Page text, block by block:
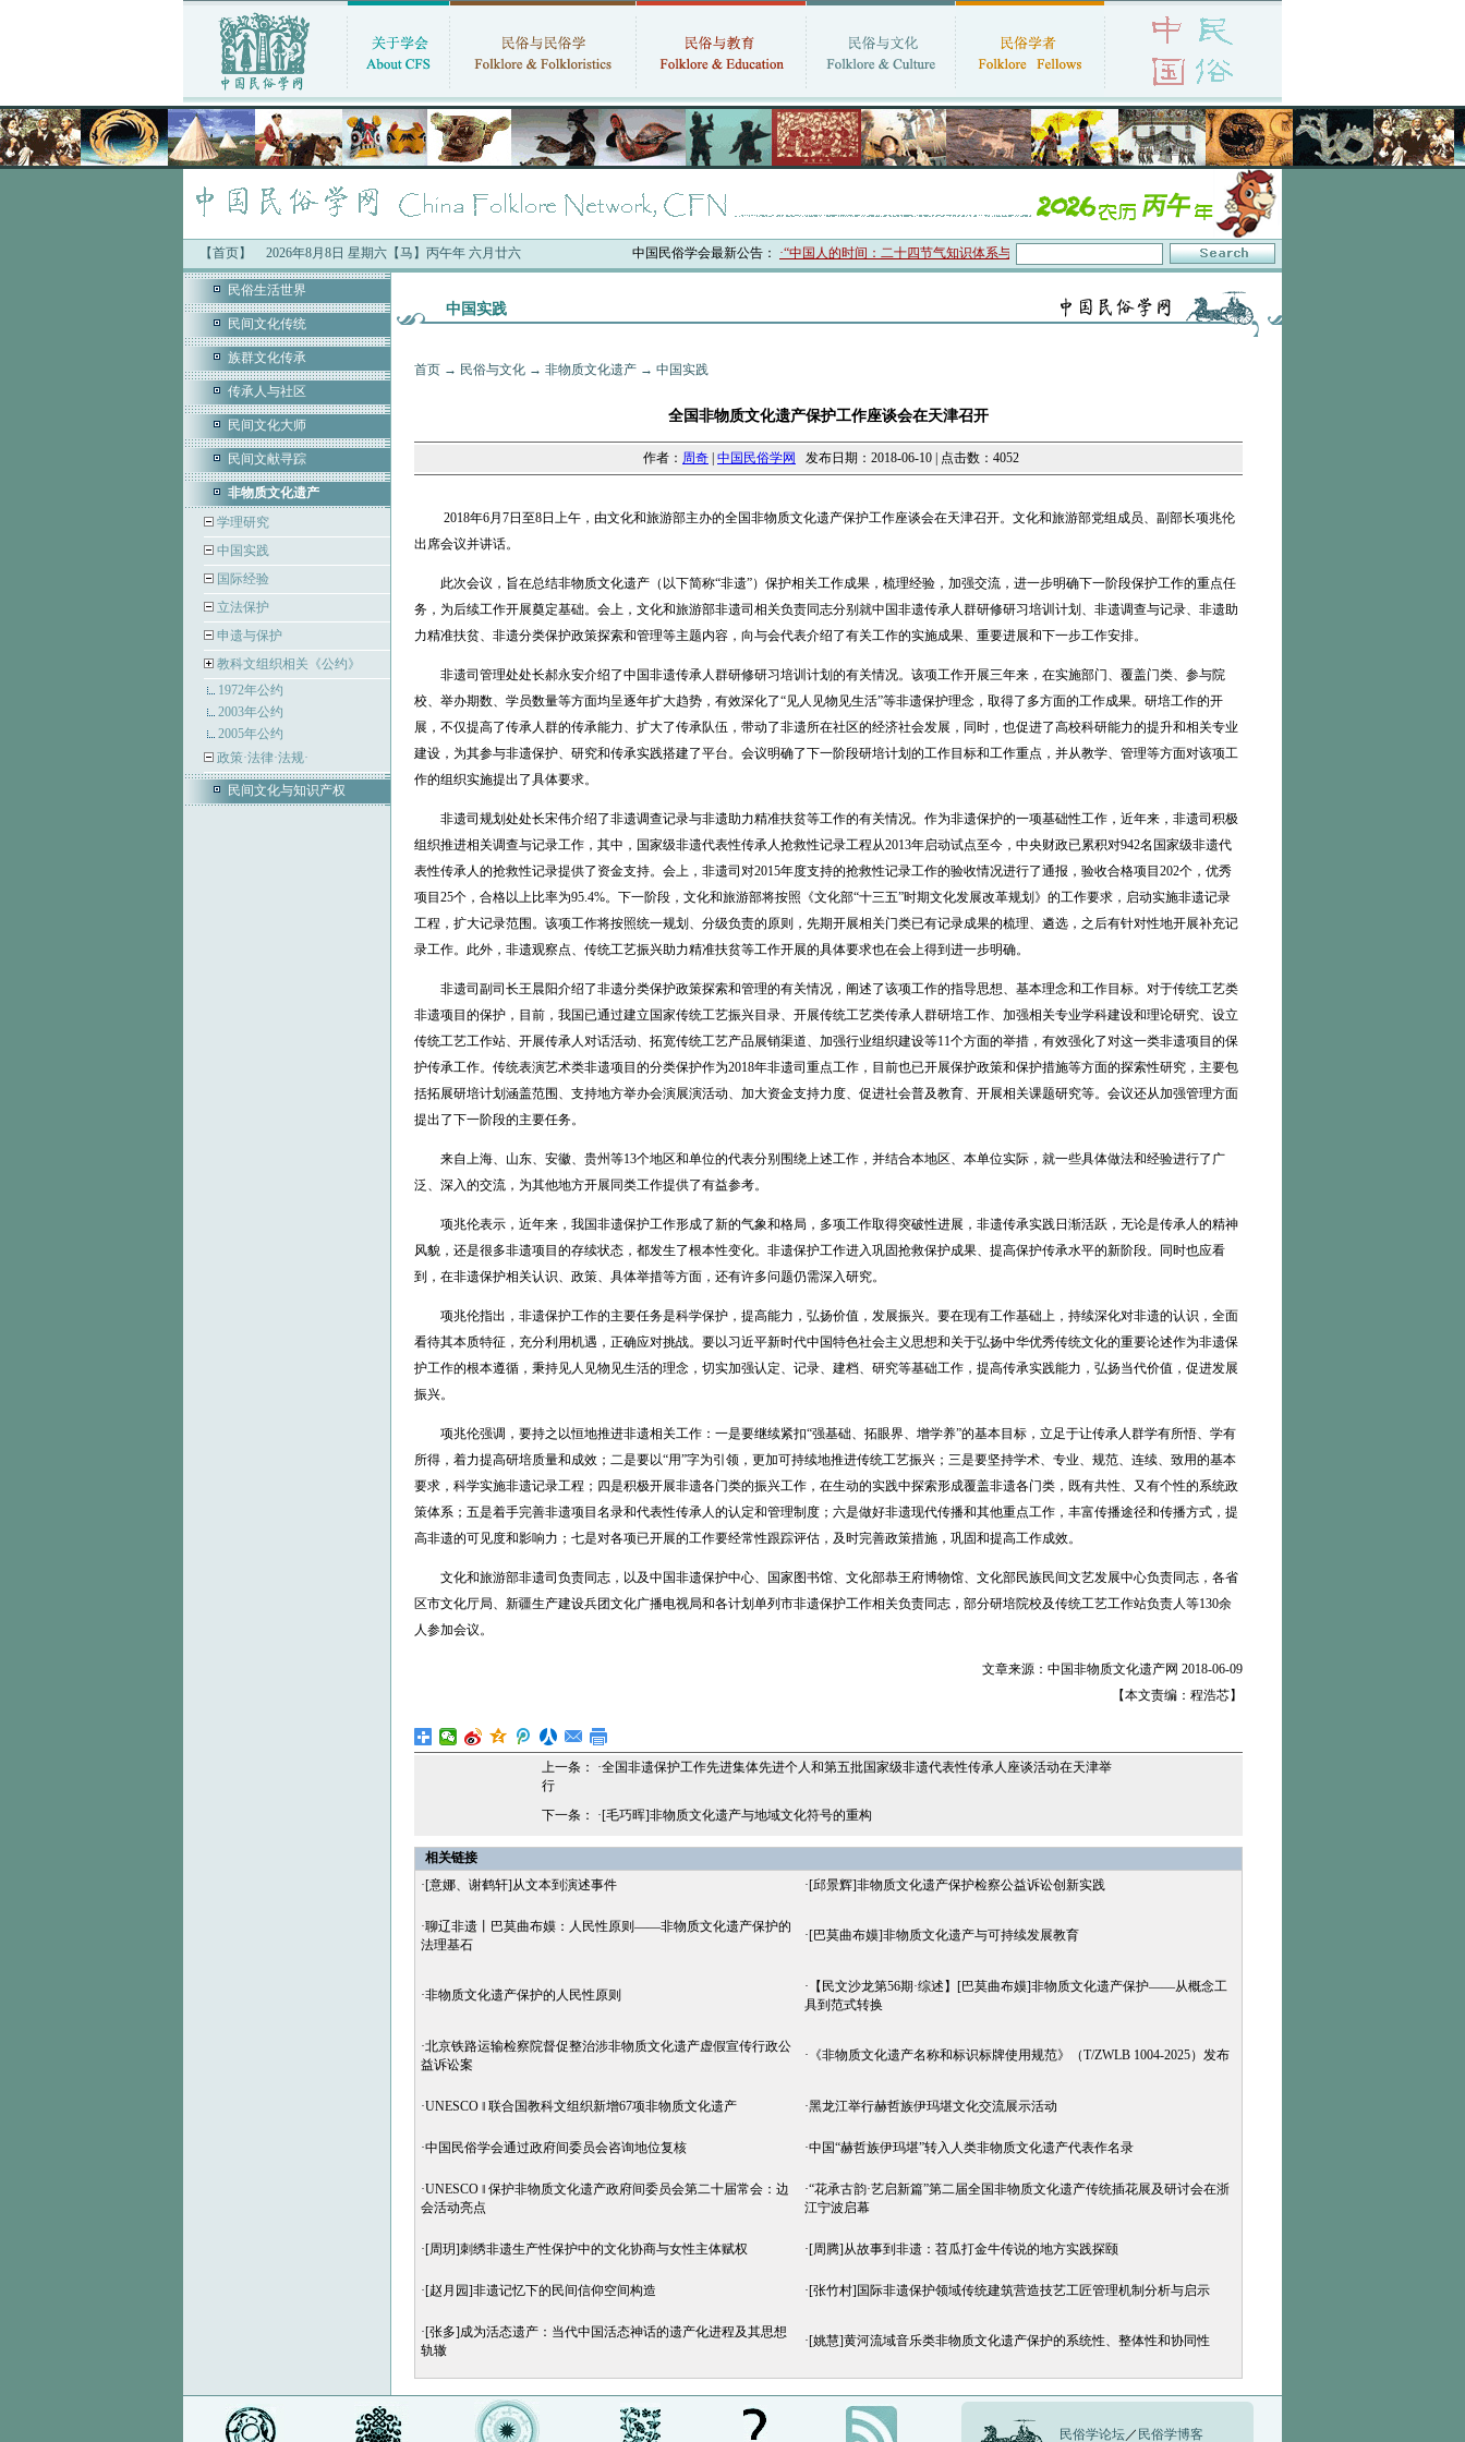
【首页】 2026年8月8日 星期六【马】丙午年 六月廿六 中国民俗学会最新公告：·“中国人的时间：二十四节气知识体系与数字叙事”研讨会在京召开 ·中国民俗学会第十一届代表大会暨2026年年会征文启事
民俗生活世界
民间文化传统
族群文化传承
传承人与社区
民间文化大师
民间文献寻踪
非物质文化遗产
学理研究
中国实践
国际经验
立法保护
申遗与保护
教科文组织相关《公约》
1972年公约
2003年公约
2005年公约
政策·法律·法规·
民间文化与知识产权
中国实践
首页→ 民俗与文化→ 非物质文化遗产→ 中国实践
全国非物质文化遗产保护工作座谈会在天津召开
作者： 周奇 中国民俗学网 发布日期：2018-06-10 | 点击数：4052
2018年6月7日至8日上午，由文化和旅游部主办的全国非物质文化遗产保护工作座谈会在天津召开。文化和旅游部党组成员、副部长项兆伦
出席会议并讲话。
此次会议，旨在总结非物质文化遗产（以下简称“非遗”）保护相关工作成果，梳理经验，加强交流，进一步明确下一阶段保护工作的重点任
务，为后续工作开展奠定基础。会上，文化和旅游部非遗司相关负责同志分别就中国非遗传承人群研修研习培训计划、非遗调查与记录、非遗助
力精准扶贫、非遗分类保护政策探索和管理等主题内容，向与会代表介绍了有关工作的实施成果、重要进展和下一步工作安排。
非遗司管理处处长郝永安介绍了中国非遗传承人群研修研习培训计划的有关情况。该项工作开展三年来，在实施部门、覆盖门类、参与院
校、举办期数、学员数量等方面均呈逐年扩大趋势，有效深化了“见人见物见生活”等非遗保护理念，取得了多方面的工作成果。研培工作的开
展，不仅提高了传承人群的传承能力、扩大了传承队伍，带动了非遗所在社区的经济社会发展，同时，也促进了高校科研能力的提升和相关专业
建设，为其参与非遗保护、研究和传承实践搭建了平台。会议明确了下一阶段研培计划的工作目标和工作重点，并从教学、管理等方面对该项工
作的组织实施提出了具体要求。
非遗司规划处处长宋伟介绍了非遗调查记录与非遗助力精准扶贫等工作的有关情况。作为非遗保护的一项基础性工作，近年来，非遗司积极
组织推进相关调查与记录工作，其中，国家级非遗代表性传承人抢救性记录工程从2013年启动试点至今，中央财政已累积对942名国家级非遗代
表性传承人的抢救性记录提供了资金支持。会上，非遗司对2015年度支持的抢救性记录工作的验收情况进行了通报，验收合格项目202个，优秀
项目25个，合格以上比率为95.4%。下一阶段，文化和旅游部将按照《文化部“十三五”时期文化发展改革规划》的工作要求，启动实施非遗记录
工程，扩大记录范围。该项工作将按照统一规划、分级负责的原则，先期开展相关门类已有记录成果的梳理、遴选，之后有针对性地开展补充记
录工作。此外，非遗观察点、传统工艺振兴助力精准扶贫等工作开展的具体要求也在会上得到进一步明确。
非遗司副司长王晨阳介绍了非遗分类保护政策探索和管理的有关情况，阐述了该项工作的指导思想、基本理念和工作目标。对于传统工艺类
非遗项目的保护，目前，我国已通过建立国家传统工艺振兴目录、开展传统工艺类传承人群研培工作、加强相关专业学科建设和理论研究、设立
传统工艺工作站、开展传承人对话活动、拓宽传统工艺产品展销渠道、加强行业组织建设等11个方面的举措，有效强化了对这一类非遗项目的保
护传承工作。传统表演艺术类非遗项目的分类保护作为2018年非遗司重点工作，目前也已开展保护政策和保护措施等方面的探索性研究，主要包
括拓展研培计划涵盖范围、支持地方举办会演展演活动、加大资金支持力度、促进社会普及教育、开展相关课题研究等。会议还从加强管理方面
提出了下一阶段的主要任务。
来自上海、山东、安徽、贵州等13个地区和单位的代表分别围绕上述工作，并结合本地区、本单位实际，就一些具体做法和经验进行了广
泛、深入的交流，为其他地方开展同类工作提供了有益参考。
项兆伦表示，近年来，我国非遗保护工作形成了新的气象和格局，多项工作取得突破性进展，非遗传承实践日渐活跃，无论是传承人的精神
风貌，还是很多非遗项目的存续状态，都发生了根本性变化。非遗保护工作进入巩固抢救保护成果、提高保护传承水平的新阶段。同时也应看
到，在非遗保护相关认识、政策、具体举措等方面，还有许多问题仍需深入研究。
项兆伦指出，非遗保护工作的主要任务是科学保护，提高能力，弘扬价值，发展振兴。要在现有工作基础上，持续深化对非遗的认识，全面
看待其本质特征，充分利用机遇，正确应对挑战。要以习近平新时代中国特色社会主义思想和关于弘扬中华优秀传统文化的重要论述作为非遗保
护工作的根本遵循，秉持见人见物见生活的理念，切实加强认定、记录、建档、研究等基础工作，提高传承实践能力，弘扬当代价值，促进发展
振兴。
项兆伦强调，要持之以恒地推进非遗相关工作：一是要继续紧扣“强基础、拓眼界、增学养”的基本目标，立足于让传承人群学有所悟、学有
所得，着力提高研培质量和成效；二是要以“用”字为引领，更加可持续地推进传统工艺振兴；三是要坚持学术、专业、规范、连续、致用的基本
要求，科学实施非遗记录工程；四是积极开展非遗各门类的振兴工作，在生动的实践中探索形成覆盖非遗各门类，既有共性、又有个性的系统政
策体系；五是着手完善非遗项目名录和代表性传承人的认定和管理制度；六是做好非遗现代传播和其他重点工作，丰富传播途径和传播方式，提
高非遗的可见度和影响力；七是对各项已开展的工作要经常性跟踪评估，及时完善政策措施，巩固和提高工作成效。
文化和旅游部非遗司负责同志，以及中国非遗保护中心、国家图书馆、文化部恭王府博物馆、文化部民族民间文艺发展中心负责同志，各省
区市文化厅局、新疆生产建设兵团文化广播电视局和各计划单列市非遗保护工作相关负责同志，部分研培院校及传统工艺工作站负责人等130余
人参加会议。
文章来源：中国非物质文化遗产网 2018-06-09
【本文责编：程浩芯】
上一条： ·全国非遗保护工作先进集体先进个人和第五批国家级非遗代表性传承人座谈活动在天津举
行
下一条： ·[毛巧晖]非物质文化遗产与地域文化符号的重构
相关链接
·[意娜、谢鹤轩]从文本到演述事件 ·[邱景辉]非物质文化遗产保护检察公益诉讼创新实践
·聊辽非遗丨巴莫曲布嫫：人民性原则——非物质文化遗产保护的
法理基石
·[巴莫曲布嫫]非物质文化遗产与可持续发展教育
·非物质文化遗产保护的人民性原则
· 【民文沙龙第56期·综述】[巴莫曲布嫫]非物质文化遗产保护——从概念工
具到范式转换
·北京铁路运输检察院督促整治涉非物质文化遗产虚假宣传行政公
益诉讼案
· 《非物质文化遗产名称和标识标牌使用规范》（T/ZWLB 1004-2025）发布
·UNESCO ‖ 联合国教科文组织新增67项非物质文化遗产 ·黑龙江举行赫哲族伊玛堪文化交流展示活动
·中国民俗学会通过政府间委员会咨询地位复核 ·中国“赫哲族伊玛堪”转入人类非物质文化遗产代表作名录
·UNESCO ‖ 保护非物质文化遗产政府间委员会第二十届常会：边
会活动亮点
·“花承古韵·艺启新篇”第二届全国非物质文化遗产传统插花展及研讨会在浙
江宁波启幕
·[周玥]刺绣非遗生产性保护中的文化协商与女性主体赋权 ·[周腾]从故事到非遗：苕瓜打金牛传说的地方实践探颐
·[赵月园]非遗记忆下的民间信仰空间构造 ·[张竹村]国际非遗保护领域传统建筑营造技艺工匠管理机制分析与启示
·[张多]成为活态遗产：当代中国活态神话的遗产化进程及其思想
轨辙
·[姚慧]黄河流域音乐类非物质文化遗产保护的系统性、整体性和协同性
民俗学论坛／ 民俗学博客